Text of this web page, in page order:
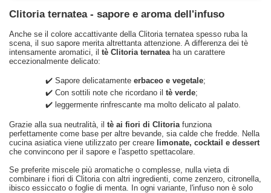
Clitoria ternatea - sapore e aroma dell'infuso
Anche se il colore accattivante della Clitoria ternatea spesso ruba la
scena, il suo sapore merita altrettanta attenzione. A differenza dei tè
intensamente aromatici, il tè Clitoria ternateaha un carattere
eccezionalmente delicato:
✔️ Sapore delicatamente erbaceo e vegetale;
✔️ Con sottili note che ricordano il tè verde;
✔️ leggermente rinfrescante ma molto delicato al palato.
Grazie alla sua neutralità, il tè ai fiori di Clitoriafunziona
perfettamente come base per altre bevande, sia calde che fredde. Nella
cucina asiatica viene utilizzato per creare limonate, cocktail e dessert
che convincono per il sapore e l'aspetto spettacolare.
Se preferite miscele più aromatiche o complesse, nulla vieta di
combinare i fiori di Clitoria con altri ingredienti, come zenzero, citronella,
ibisco essiccato o foglie di menta. In ogni variante, l'infuso non è solo